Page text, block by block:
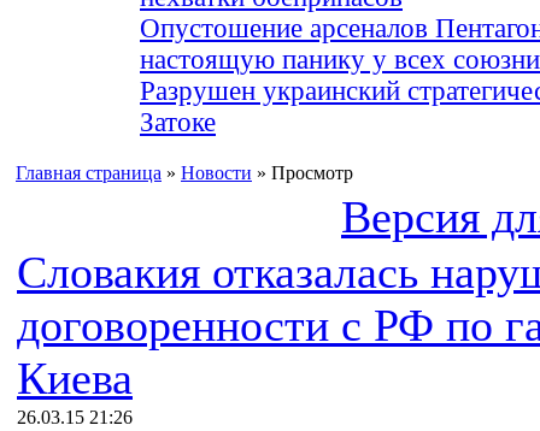
Опустошение арсеналов
настоящую панику у всех
Разрушен украинский
Затоке
Главная страница » Новости » Просмотр
Версия
Словакия отказалась
договоренности с РФ по
Киева
26.03.15 21:26